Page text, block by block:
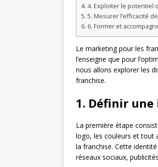
4. Exploiter le potentiel
5. Mesurer l’efficacité
6. Former et
Le marketing pour les
l’enseigne que pour
nous allons explorer les
franchise.
1. Définir
La première étape
logo, les couleurs et tout
la franchise. Cette
réseaux sociaux,